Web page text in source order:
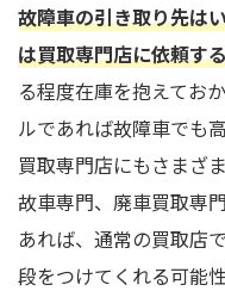
故障車の引き取り先は
は買取専門店に依頼す
る程度在庫を抱えてお
ルであれば故障車でも
買取専門店にもさまざ
故車専門、廃車買取専
あれば、通常の買取店
段をつけてくれる可能